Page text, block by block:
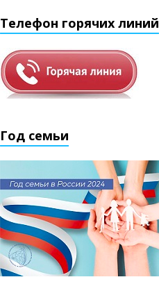
Телефон горячих линий
Год семьи